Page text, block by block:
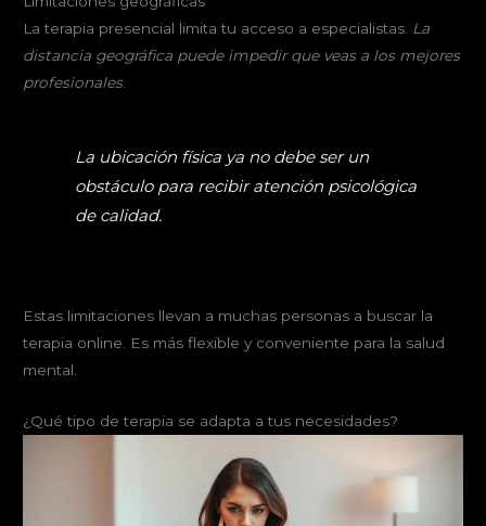
La terapia presencial limita tu acceso a especialistas. La
distancia geográfica puede impedir que veas a los mejores
profesionales.
La ubicación física ya no debe ser un
obstáculo para recibir atención psicológica
de calidad.
Estas limitaciones llevan a muchas personas a buscar la
terapia online. Es más flexible y conveniente para la salud
mental.
¿Qué tipo de terapia se adapta a tus necesidades?